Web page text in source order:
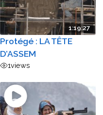
1:19:27
Protégé : LA TÊTE
D’ASSEM
1views